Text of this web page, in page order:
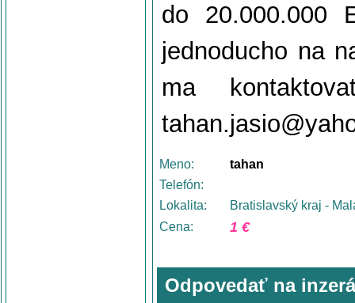
do 20.000.000
jednoducho na
ma
Meno:
tahan
Telefón:
Lokalita:
Bratislavský kraj -
Cena:
1 €
Odpovedať na